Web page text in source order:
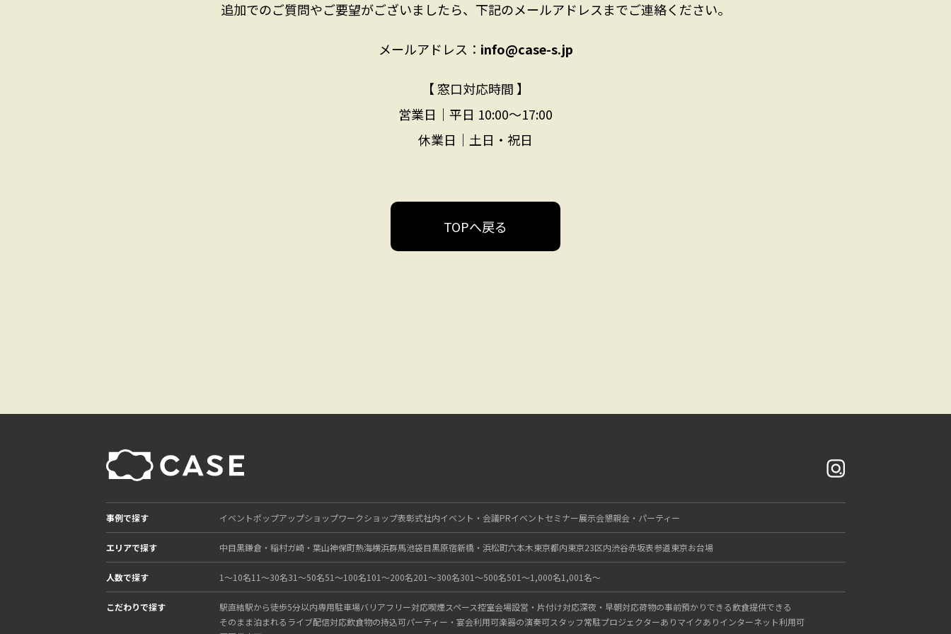
追加でのご質問やご要望がございましたら、下記のメールアドレスまでご連絡ください。
メールアドレス： info@case-s.jp
【 窓口対応時間 】
営業日｜平日 10:00〜17:00
休業日｜土日・祝日
TOPへ戻る
事例で探す イベントポップアップショップワークショップ表彰式社内イベント・会議PRイベントセミナー展示会懇親会・パーティー
エリアで探す 中目黒鎌倉・稲村ガ崎・葉山神保町熱海横浜群馬池袋目黒原宿新橋・浜松町六本木東京都内東京23区内渋谷赤坂表参道東京お台場
人数で探す 1〜10名11〜30名31〜50名51〜100名101〜200名201〜300名301〜500名501〜1,000名1,001名〜
こだわりで探す 駅直結駅から徒歩5分以内専用駐車場バリアフリー対応喫煙スペース控室会場設営・片付け対応深夜・早朝対応荷物の事前預かりできる飲食提供できる
そのまま泊まれる ライブ配信対応飲食物の持込可パーティー・宴会利用可楽器の演奏可スタッフ常駐プロジェクターありマイクありインターネット利用可